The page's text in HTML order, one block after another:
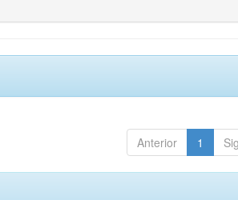
Anterior 1